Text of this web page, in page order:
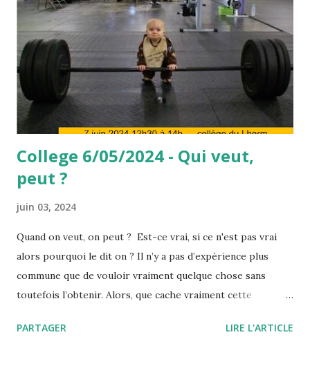
College 6/05/2024 - Qui veut,
peut ?
juin 03, 2024
Quand on veut, on peut ? Est-ce vrai, si ce n'est pas vrai
alors pourquoi le dit on ? Il n’y a pas d’expérience plus
commune que de vouloir vraiment quelque chose sans
toutefois l’obtenir. Alors, que cache vraiment cette
donner les moyens" ? Pourquoi, quand on veut, on ne peut
PARTAGER LIRE L'ARTICLE